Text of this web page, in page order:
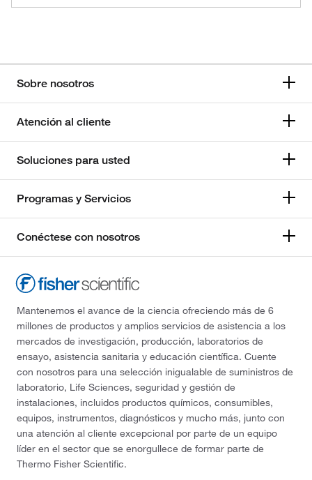
Sobre nosotros
Atención al cliente
Soluciones para usted
Programas y Servicios
Conéctese con nosotros
Mantenemos el avance de la ciencia ofreciendo más de 6
millones de productos y amplios servicios de asistencia a los
mercados de investigación, producción, laboratorios de
ensayo, asistencia sanitaria y educación científica. Cuente
con nosotros para una selección inigualable de suministros de
laboratorio, Life Sciences, seguridad y gestión de
instalaciones, incluidos productos químicos, consumibles,
equipos, instrumentos, diagnósticos y mucho más, junto con
una atención al cliente excepcional por parte de un equipo
líder en el sector que se enorgullece de formar parte de
Thermo Fisher Scientific.